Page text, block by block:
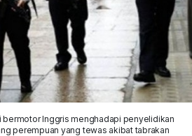
bermotor Inggris menghadapi penyelidikan
perempuan yang tewas akibat tabrakan